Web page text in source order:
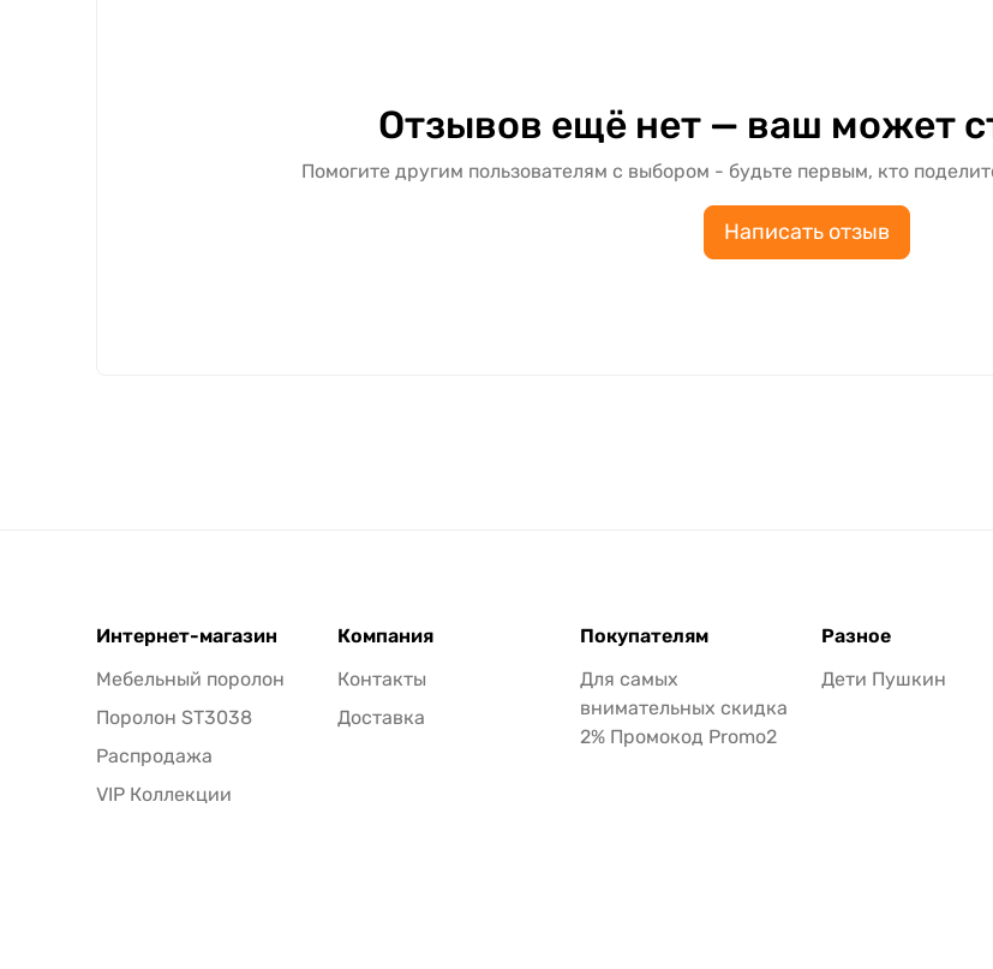
Отзывов ещё нет — ваш может
Помогите другим пользователям с выбором - будьте первым, кто
Написать отзыв
Интернет-магазин
Мебельный поролон
Поролон ST3038
Распродажа
VIP Коллекции
Компания
Контакты
Доставка
Покупателям
Для самых
внимательных скидка
2% Промокод Promo2
Разное
Дети Пушкин